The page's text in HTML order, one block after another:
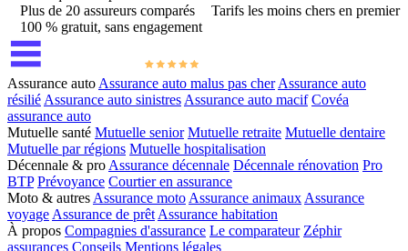
Plus de 20 assureurs comparés
Tarifs les moins chers en premier
100 % gratuit, sans engagement
Assurance auto Assurance auto malus pas cher Assurance auto
résilié Assurance auto sinistres Assurance auto macif Covéa
assurance auto
Mutuelle santé Mutuelle senior Mutuelle retraite Mutuelle dentaire
Mutuelle par régions Mutuelle hospitalisation
Décennale & pro Assurance décennale Décennale rénovation Pro
BTP Prévoyance Courtier en assurance
Moto & autres Assurance moto Assurance animaux Assurance
voyage Assurance de prêt Assurance habitation
À propos Compagnies d'assurance Le comparateur Zéphir
assurances Conseils Mentions légales